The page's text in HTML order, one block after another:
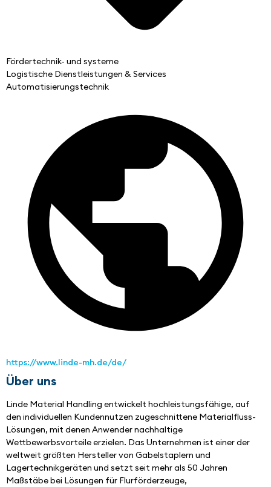
Fördertechnik- und systeme
Logistische Dienstleistungen & Services
Automatisierungstechnik
https://www.linde-mh.de/de/
Über uns
Linde Material Handling entwickelt hochleistungsfähige, auf
den individuellen Kundennutzen zugeschnittene Materialfluss-
Lösungen, mit denen Anwender nachhaltige
Wettbewerbsvorteile erzielen. Das Unternehmen ist einer der
weltweit größten Hersteller von Gabelstaplern und
Lagertechnikgeräten und setzt seit mehr als 50 Jahren
Maßstäbe bei Lösungen für Flurförderzeuge,